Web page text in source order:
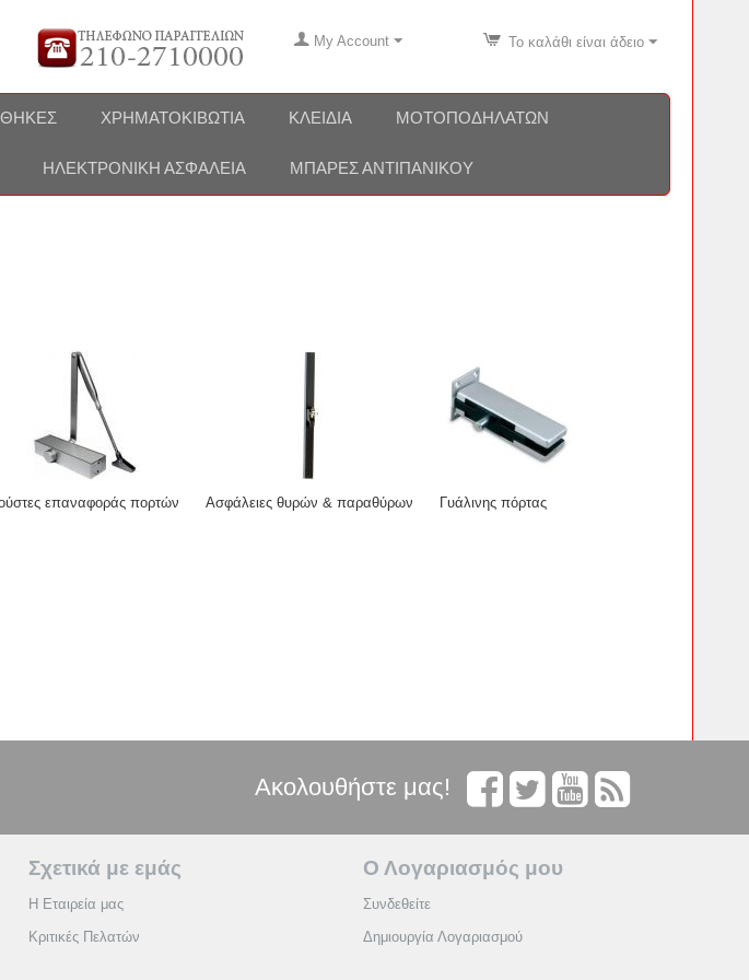
My Account Το καλάθι είναι άδειο
ΧΡΗΜΑΤΟΚΙΒΏΤΙΑ ΚΛΕΙΔΙΆ ΜΟΤΟΠΟΔΗΛΆΤΩΝ
ΗΛΕΚΤΡΟΝΙΚΉ ΑΣΦΆΛΕΙΑ ΜΠΆΡΕΣ ΑΝΤΙΠΑΝΙΚΟΎ
επαναφοράς πορτών Ασφάλειες θυρών & παραθύρων Γυάλινης πόρτας
Ακολουθήστε μας!
Σχετικά με εμάς
Η Εταιρεία μας
Κριτικές Πελατών
Ο Λογαριασμός μου
Συνδεθείτε
Δημιουργία Λογαριασμού